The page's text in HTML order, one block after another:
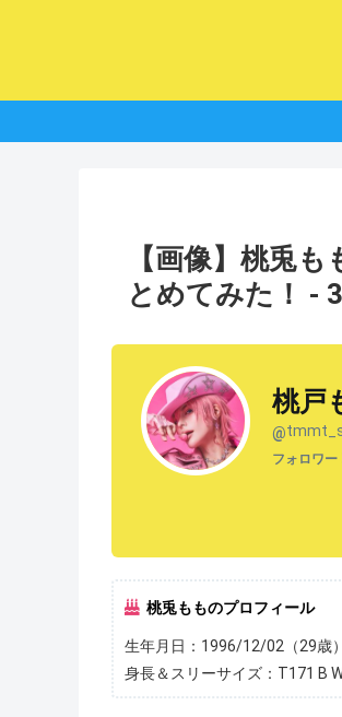
【画像】桃兎
とめてみた！ -
桃戸
@
フォロワー
桃兎もものプロフィール
生年月日：1996/12/02（29歳）
身長＆スリーサイズ：T171 B